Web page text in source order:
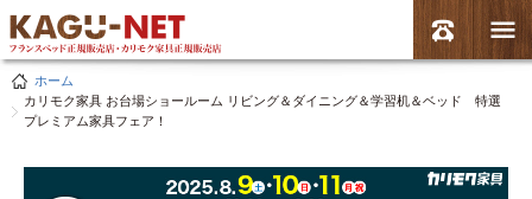
ホーム
カリモク家具 お台場ショールーム リビング＆ダイニング＆学習机＆ベッド 特選
プレミアム家具フェア！